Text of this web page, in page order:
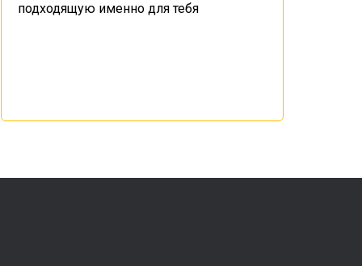
подходящую именно для тебя